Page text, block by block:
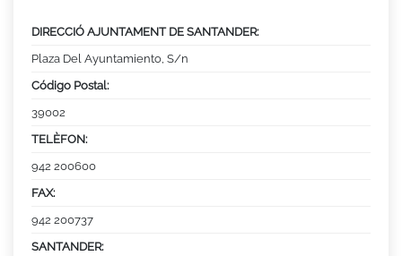
DIRECCIÓ AJUNTAMENT DE SANTANDER:
Plaza Del Ayuntamiento, S/n
Código Postal:
39002
TELÈFON:
942 200600
FAX:
942 200737
SANTANDER: